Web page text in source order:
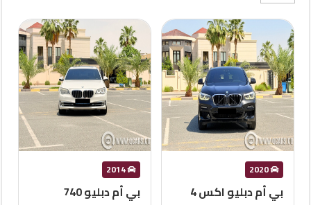
2014
بي أم دبليو 740
2014
بي أم دبليو 740